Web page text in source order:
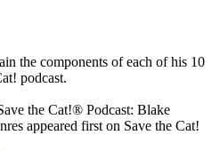
the components of each of his 10
podcast.
the Cat!® Podcast: Blake
appeared first on Save the Cat!